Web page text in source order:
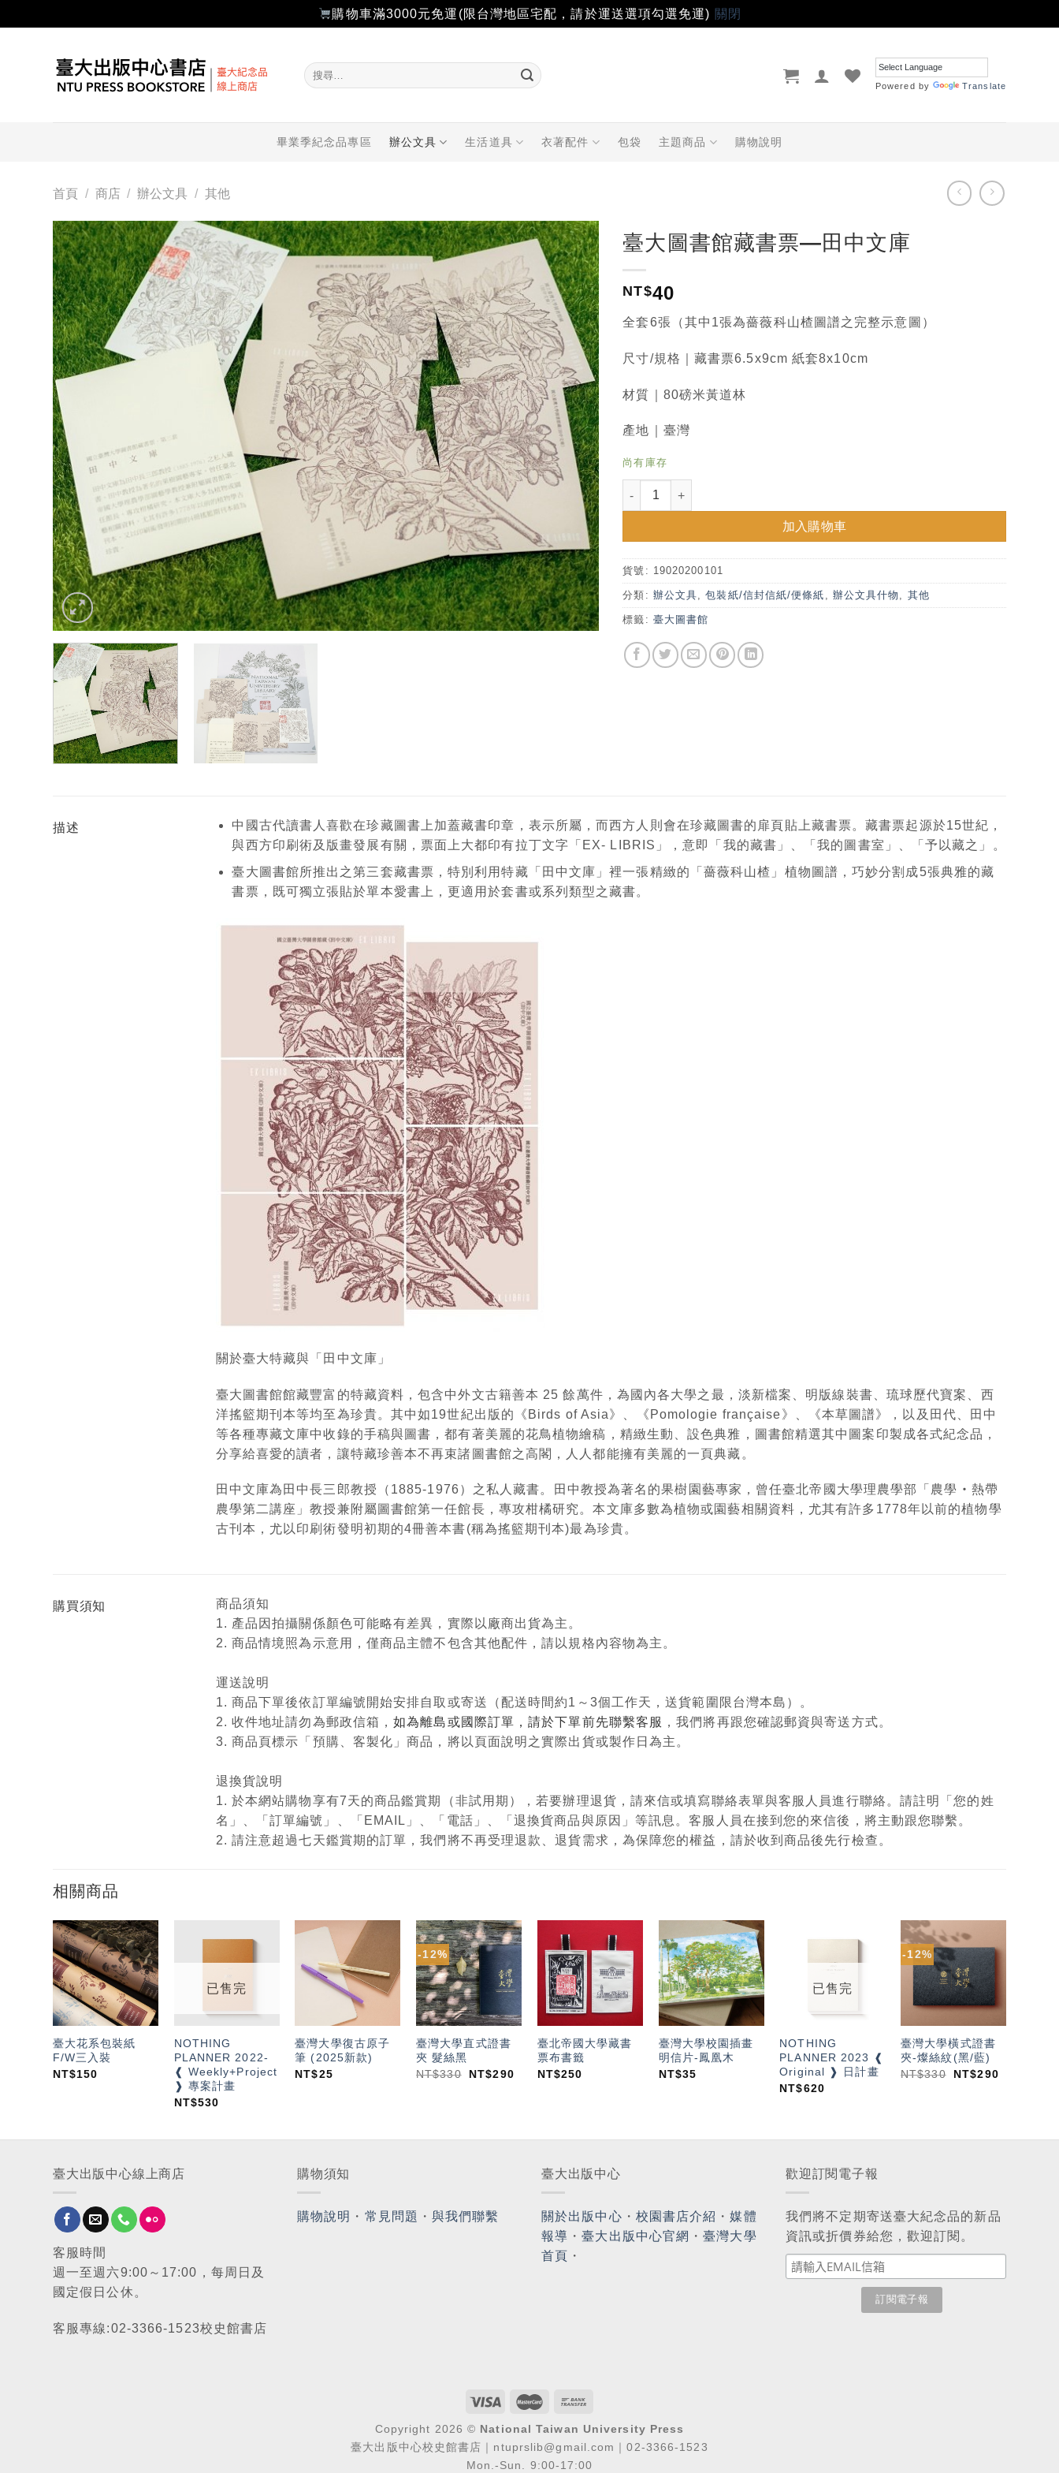
購物車滿3000元免運(限台灣地區宅配，請於運送選項勾選免運) 關閉
搜
尋
Powered by Translate
畢業季紀念品專區 辦公文具 生活道具 衣著配件 包袋 主題商品 購物說明
首頁 / 商店 / 辦公文具 / 其他
加入
「願
望輕
單」
臺大圖書館藏書票—田中文庫
NT$40
全套6張（其中1張為薔薇科山楂圖譜之完整示意圖）
尺寸/規格｜藏書票6.5x9cm 紙套8x10cm
材質｜80磅米黃道林
產地｜臺灣
尚有庫存
臺大圖書館藏書票—田中文庫 數量
加入購物車
貨號: 19020200101
分類: 辦公文具 ,包裝紙/信封信紙/便條紙 辦公文具什物 其他
標籤: 臺大圖書館
描述
中國古代讀書人喜歡在珍藏圖書上加蓋藏書印章，表示所屬，而西方人則會在珍藏圖書的扉頁貼上藏書票。藏書票起源於15世紀，
與西方印刷術及版畫發展有關，票面上大都印有拉丁文字「EX- LIBRIS」，意即「我的藏書」、「我的圖書室」、「予以藏之」。
臺大圖書館所推出之第三套藏書票，特別利用特藏「田中文庫」裡一張精緻的「薔薇科山楂」植物圖譜，巧妙分割成5張典雅的藏
書票，既可獨立張貼於單本愛書上，更適用於套書或系列類型之藏書。
關於臺大特藏與「田中文庫」
臺大圖書館館藏豐富的特藏資料，包含中外文古籍善本 25 餘萬件，為國內各大學之最，淡新檔案、明版線裝書、琉球歷代寶案、西
洋搖籃期刊本等均至為珍貴。其中如19世紀出版的《Birds of Asia》、《Pomologie française》、《本草圖譜》，以及田代、田中
等各種專藏文庫中收錄的手稿與圖書，都有著美麗的花鳥植物繪稿，精緻生動、設色典雅，圖書館精選其中圖案印製成各式紀念品，
分享給喜愛的讀者，讓特藏珍善本不再束諸圖書館之高閣，人人都能擁有美麗的一頁典藏。
田中文庫為田中長三郎教授（1885-1976）之私人藏書。田中教授為著名的果樹園藝專家，曾任臺北帝國大學理農學部「農學‧熱帶
農學第二講座」教授兼附屬圖書館第一任館長，專攻柑橘研究。本文庫多數為植物或園藝相關資料，尤其有許多1778年以前的植物學
古刊本，尤以印刷術發明初期的4冊善本書(稱為搖籃期刊本)最為珍貴。
購買須知
商品須知
1. 產品因拍攝關係顏色可能略有差異，實際以廠商出貨為主。
2. 商品情境照為示意用，僅商品主體不包含其他配件，請以規格內容物為主。
運送說明
1. 商品下單後依訂單編號開始安排自取或寄送（配送時間約1～3個工作天，送貨範圍限台灣本島）。
2. 收件地址請勿為郵政信箱，如為離島或國際訂單，請於下單前先聯繫客服 ，我們將再跟您確認郵資與寄送方式。
3. 商品頁標示「預購、客製化」商品，將以頁面說明之實際出貨或製作日為主。
退換貨說明
1. 於本網站購物享有7天的商品鑑賞期（非試用期），若要辦理退貨，請來信或填寫聯絡表單與客服人員進行聯絡。請註明「您的姓
名」、「訂單編號」、「EMAIL」、「電話」、「退換貨商品與原因」等訊息。客服人員在接到您的來信後，將主動跟您聯繫。
2. 請注意超過七天鑑賞期的訂單，我們將不再受理退款、退貨需求，為保障您的權益，請於收到商品後先行檢查。
相關商品
加入
「願
望輕
單」
臺大花系包裝紙
F/W三入裝
NT$150
加入
已售完
NOTHING
PLANNER 2022-
❰ Weekly+Project
❱ 專案計畫
NT$530
「願
望輕
單」
臺灣大學復古原子
筆 (2025新款)
NT$25
-12%
加入
「願
望輕
臺灣大學直式證書
夾 髮絲黑
NT$330 NT$290
加入
「願
單」
臺北帝國大學藏書
票布書籤
NT$250
加入
「願
望輕
單」
臺灣大學校園插畫
明信片-鳳凰木
NT$35
加入
已售完
NOTHING
PLANNER 2023 ❰
Original ❱ 日計畫
NT$620
-12%
望輕
單」
臺灣大學橫式證書
夾-燦絲紋(黑/藍)
NT$330 NT$290
臺大出版中心線上商店
客服時間
週一至週六9:00～17:00，每周日及
國定假日公休。
客服專線:02-3366-1523校史館書店
購物須知
購物說明 ・ 常見問題 ・與我們聯繫
臺大出版中心
關於出版中心 ・ 校園書店介紹 ・媒體
報導 ・臺大出版中心官網 ・臺灣大學
首頁 ・
歡迎訂閱電子報
我們將不定期寄送臺大紀念品的新品
資訊或折價券給您，歡迎訂閱。
Copyright 2026 © National Taiwan University Press
臺大出版中心校史館書店｜ntuprslib@gmail.com｜02-3366-1523
Mon.-Sun. 9:00-17:00